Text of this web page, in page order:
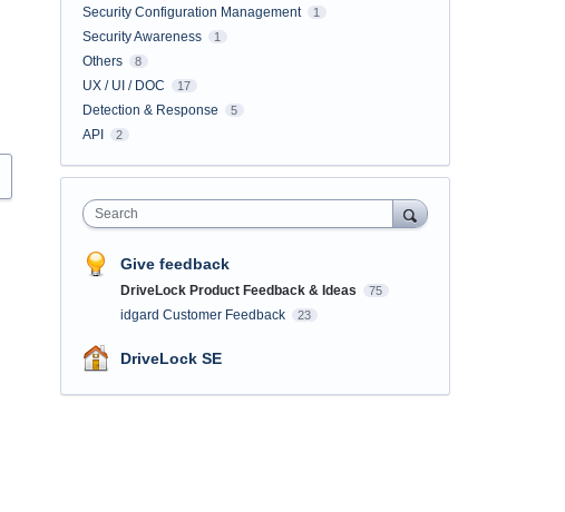
Security Configuration Management 1
Security Awareness 1
Others 8
UX / UI / DOC 17
Detection & Response 5
API 2
Search
Give feedback
DriveLock Product Feedback & Ideas 75
idgard Customer Feedback 23
DriveLock SE